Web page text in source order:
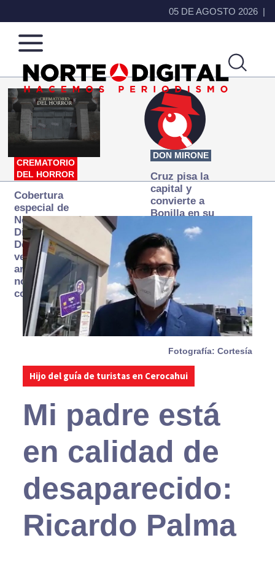
05 DE AGOSTO 2026
Norte
de
Ciudad
Más
que
noticias,
hacemos periodismo
CREMATORIO
DEL HORROR
Cobertura
especial de
Norte
Digital:
Donde la
verdad
arde… pero
no se
consume
DON MIRONE
Cruz pisa la
capital y
convierte a
Bonilla en su
primer blanco
Fotografía: Cortesía
Hijo del guía de turistas en Cerocahui
Mi padre está
en calidad de
desaparecido:
Ricardo Palma